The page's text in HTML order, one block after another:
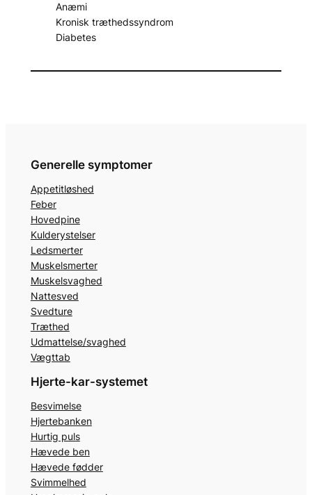
Anæmi
Kronisk træthedssyndrom
Diabetes
Generelle symptomer
Appetitløshed
Feber
Hovedpine
Kulderystelser
Ledsmerter
Muskelsmerter
Muskelsvaghed
Nattesved
Svedture
Træthed
Udmattelse/svaghed
Vægttab
Hjerte-kar-systemet
Besvimelse
Hjertebanken
Hurtig puls
Hævede ben
Hævede fødder
Svimmelhed